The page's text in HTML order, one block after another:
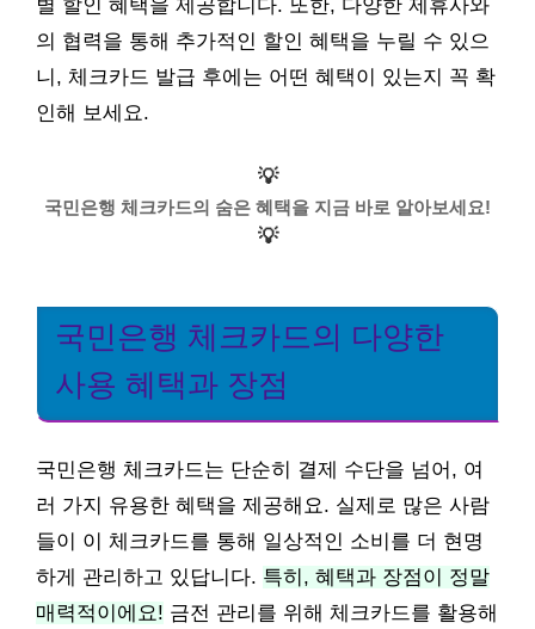
별 할인 혜택을 제공합니다. 또한, 다양한 제휴사와
의 협력을 통해 추가적인 할인 혜택을 누릴 수 있으
니, 체크카드 발급 후에는 어떤 혜택이 있는지 꼭 확
인해 보세요.
💡
국민은행 체크카드의 숨은 혜택을 지금 바로 알아보세요!
💡
국민은행 체크카드의 다양한
사용 혜택과 장점
국민은행 체크카드는 단순히 결제 수단을 넘어, 여
러 가지 유용한 혜택을 제공해요. 실제로 많은 사람
들이 이 체크카드를 통해 일상적인 소비를 더 현명
하게 관리하고 있답니다. 특히, 혜택과 장점이 정말
매력적이에요! 금전 관리를 위해 체크카드를 활용해